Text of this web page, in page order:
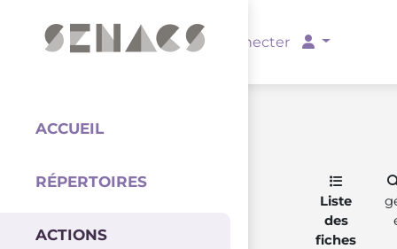
Se connecter
ACCUEIL
RÉPERTOIRES
ACTIONS
Liste
des
fiches